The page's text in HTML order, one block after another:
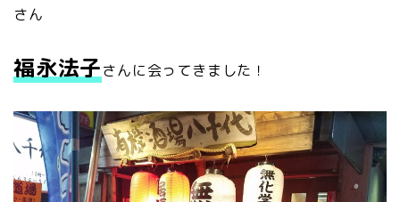
さん
福永法子さんに会ってきました！